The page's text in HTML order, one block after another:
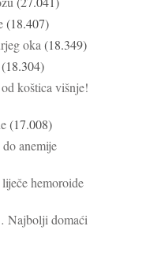
(18.407)
oka (18.349)
(18.304)
koštica višnje!
(17.008)
anemije
hemoroide
Najbolji domaći